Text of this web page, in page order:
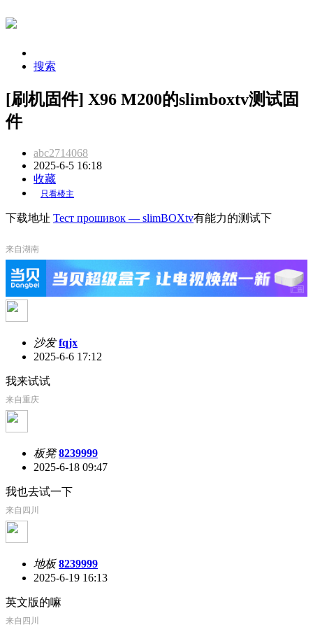
搜索
[刷机固件] X96 M200的slimboxtv测试固
件
abc2714068
2025-6-5 16:18
收藏
只看楼主
下载地址 Тест прошивок — slimBOXtv有能力的测试下
来自湖南
沙发 fqjx
2025-6-6 17:12
我来试试
来自重庆
板凳 8239999
2025-6-18 09:47
我也去试一下
来自四川
地板 8239999
2025-6-19 16:13
英文版的嘛
来自四川